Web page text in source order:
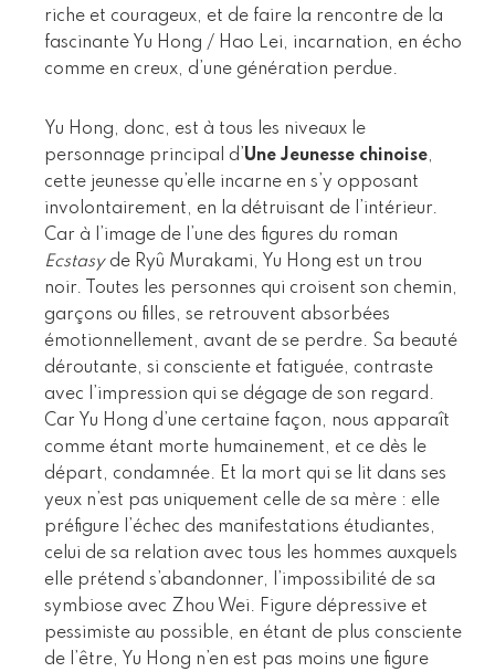
riche et courageux, et de faire la rencontre de la
fascinante Yu Hong / Hao Lei, incarnation, en écho
comme en creux, d’une génération perdue.
Yu Hong, donc, est à tous les niveaux le
personnage principal d’ Une Jeunesse chinoise,
cette jeunesse qu’elle incarne en s’y opposant
involontairement, en la détruisant de l’intérieur.
Car à l’image de l’une des figures du roman
Ecstasyde Ryû Murakami, Yu Hong est un trou
noir. Toutes les personnes qui croisent son chemin,
garçons ou filles, se retrouvent absorbées
émotionnellement, avant de se perdre. Sa beauté
déroutante, si consciente et fatiguée, contraste
avec l’impression qui se dégage de son regard.
Car Yu Hong d’une certaine façon, nous apparaît
comme étant morte humainement, et ce dès le
départ, condamnée. Et la mort qui se lit dans ses
yeux n’est pas uniquement celle de sa mère : elle
préfigure l’échec des manifestations étudiantes,
celui de sa relation avec tous les hommes auxquels
elle prétend s’abandonner, l’impossibilité de sa
symbiose avec Zhou Wei. Figure dépressive et
pessimiste au possible, en étant de plus consciente
de l’être, Yu Hong n’en est pas moins une figure